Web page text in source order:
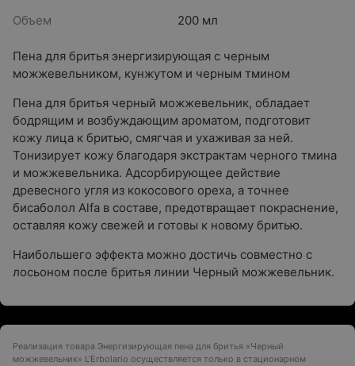
Объем
200 мл
Пена для бритья энергизирующая с черным
можжевельником, кунжутом и черным тмином
Пена для бритья черный можжевельник, обладает
бодрящим и возбуждающим ароматом, подготовит
кожу лица к бритью, смягчая и ухаживая за ней.
Тонизирует кожу благодаря экстрактам черного тмина
и можжевельника. Адсорбирующее действие
древесного угля из кокосового ореха, а точнее
бисаболол Alfa в составе, предотвращает покраснение,
оставляя кожу свежей и готовы к новому бритью.
Наибольшего эффекта можно достичь совместно с
лосьоном после бритья линии Черный можжевельник.
Реализация товара Энергизирующая пена для бритья «Черный
можжевельник» L'Erbolario осуществляется только в стационарном